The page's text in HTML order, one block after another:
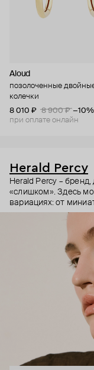
Aloud
позолоченные
колечки
8 010 ₽
8 900 ₽ −10%
при оплате онлайн
Herald Percy
Herald Percy –
«слишком». Здесь
вариациях: от
массивных, которые
образа. Героиня
нужно как минимум
внушительный
поехать на